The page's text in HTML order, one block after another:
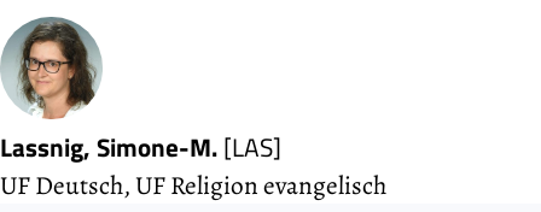
Lassnig, Simone-M.[LAS]
UF Deutsch, UF Religion evangelisch